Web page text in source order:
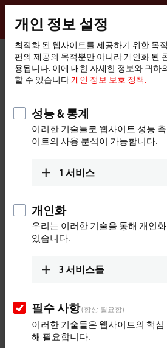
Beckhoff
-
New
Automation
Technology
홈
페
지
회사 새소식 Hannover Messe
"허용"을 클릭하면, 우리는 동영상을
정을 조정합니다. 이 과정에서 Video
니다. 다음을 참조해 주시기 바랍니다.
Apr 4, 2019
Hannover Messe 2019:
Hannover Messe 2019:
TV, day 4
Day 4 | CX7000 small TwinCAT 3 controller,
개인 정보 설정
최적화 된 웹사이트를 제공하기 위한 목
편의 제공의 목적뿐만 아니라 개인화 된
용됩니다. 이에 대한 자세한 정보와 귀하
할 수 있습니다 개인 정보 보호 정책.
성능 & 통계
이러한 기술들로 웹사이트 성능
이트의 사용 분석이 가능합니다.
1 서비스
개인화
우리는 이러한 기술을 통해 개인
있습니다.
3서비스들
필수 사항(항상 필요함)
이러한 기술들은 웹사이트의 핵
해 필요합니다.